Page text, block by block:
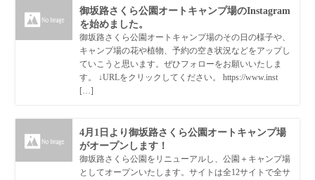
御坂路さくら公園オートキャンプ場のInstagram
を始めました。
御坂路さくら公園オートキャンプ場のその日の様子や、
キャンプ場の花や植物、予約の空き状況などをアップし
ていこうと思います。ぜひフォローをお願いいたしま
す。 ↓URLをクリックしてください。 https://www.inst
[…]
4月1日より御坂路さくら公園オートキャンプ場
がオープンします！
御坂路さくら公園をリニューアルし、公園＋キャンプ場
としてオープンいたします。サイトは全12サイトで全サ